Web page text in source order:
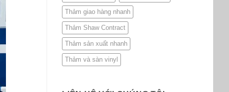
Thảm giao hàng nhanh
Thảm Shaw Contract
Thảm sản xuất nhanh
Thảm và sàn vinyl